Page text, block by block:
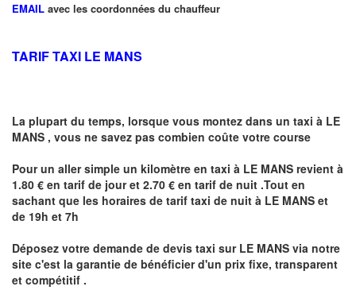
EMAIL avec les coordonnées du chauffeur
TARIF TAXI LE MANS
La plupart du temps, lorsque vous montez dans un taxi à LE
MANS , vous ne savez pas combien coûte votre course
Pour un aller simple un kilomètre en taxi à LE MANS revient à
1.80 € en tarif de jour et 2.70 € en tarif de nuit .Tout en
sachant que les horaires de tarif taxi de nuit à LE MANS et
de 19h et 7h
Déposez votre demande de devis taxi sur LE MANS via notre
site c'est la garantie de bénéficier d'un prix fixe, transparent
et compétitif .